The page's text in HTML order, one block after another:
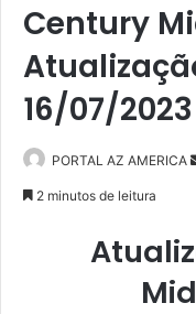
Century
16/07/2023
PORTAL AZ AMERICA
2 minutos de leitura